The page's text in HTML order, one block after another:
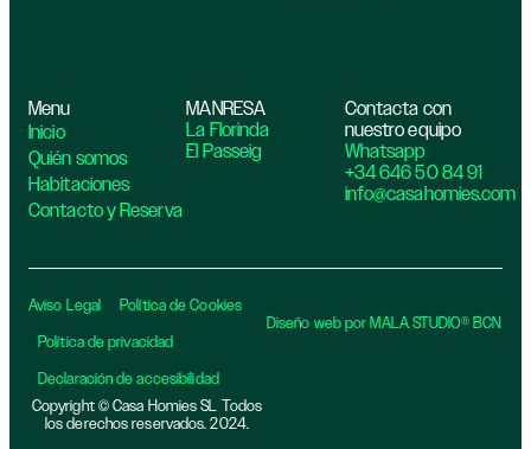
Menu
Inicio
Quién somos
Habitaciones
Contacto y Reserva
MANRESA
La Florinda
El Passeig
Contacta con
nuestro equipo
Whatsapp
+34 646 50 84 91
info@casahomies.com
Aviso Legal
Política de Cookies
Política de privacidad​
Declaración de accesibilidad
Copyright © Casa Homies SL Todos
los derechos reservados. 2024.
Diseño web por MALA STUDIO® BCN